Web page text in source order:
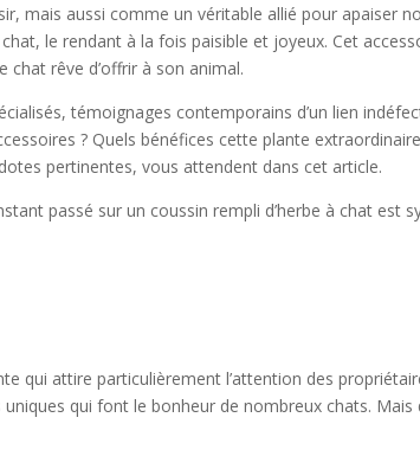
mais aussi comme un véritable allié pour apaiser
le rendant à la fois paisible et joyeux. Cet
rêve d’offrir à son animal.
témoignages contemporains d’un lien
? Quels bénéfices cette plante
pertinentes, vous attendent dans cet article.
passé sur un coussin rempli d’herbe à chat est
qui attire particulièrement l’attention des
qui font le bonheur de nombreux chats. Mais